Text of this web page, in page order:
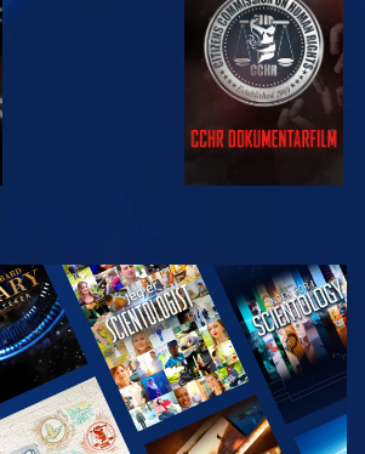
SE
UDFORSK
SERIEN